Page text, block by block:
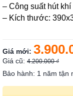
– Công suất hút khí
– Kích thước:
Giá mới:
Giá cũ: 4.200.000 ₫
Bảo hành: 1 năm tận